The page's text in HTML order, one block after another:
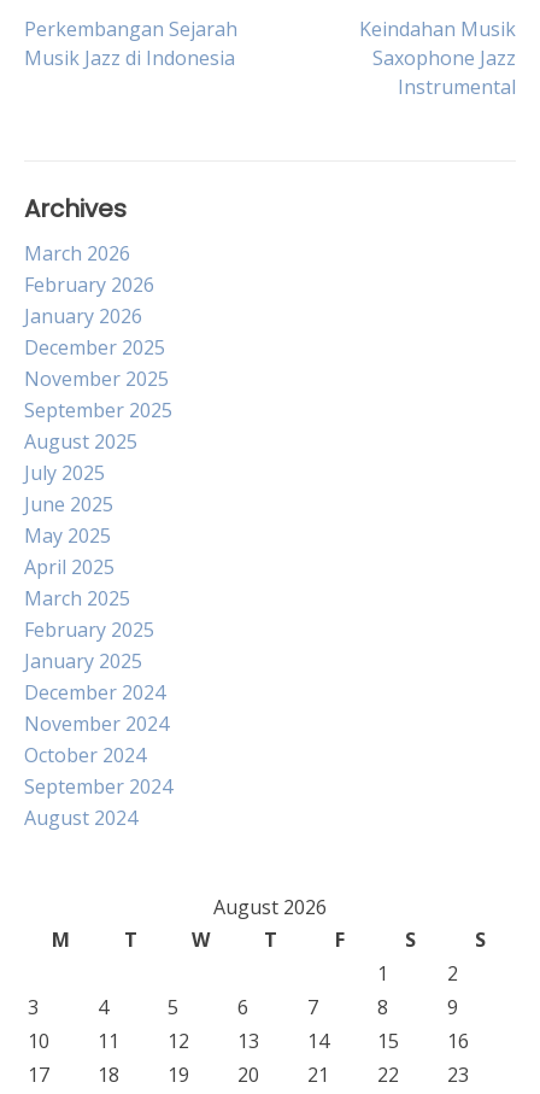
Post
Perkembangan Sejarah
Musik Jazz di Indonesia
Keindahan Musik
Saxophone Jazz
Instrumental
Archives
March 2026
February 2026
January 2026
December 2025
November 2025
September 2025
August 2025
July 2025
June 2025
May 2025
April 2025
March 2025
February 2025
January 2025
December 2024
November 2024
October 2024
September 2024
August 2024
August 2026
M
T W T F S
S
1
2
3
4 5 6 7 8
9
10
11 12 13 14 15
16
17
18 19 20 21 22
23